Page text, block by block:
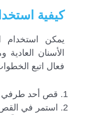
كيفية
يمكن استخدام
الأسنان
فعال اتبع
قص أحد طرفي
استمر في